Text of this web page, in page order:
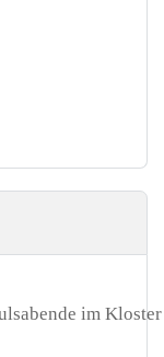
im Kloster